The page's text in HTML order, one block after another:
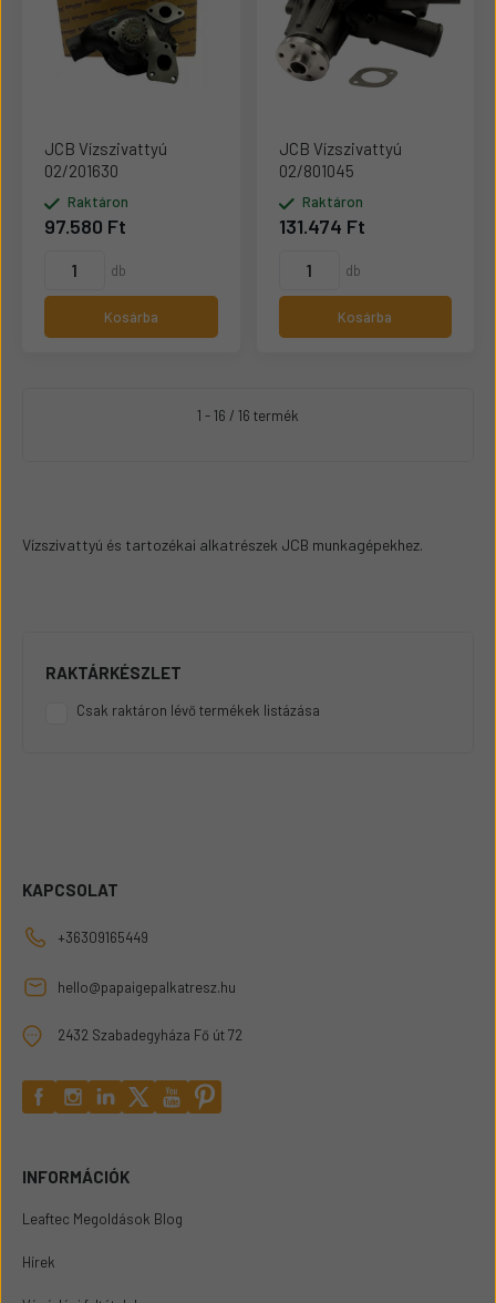
JCB Vízszivattyú
02/201630
Raktáron
97.580 Ft
db
Kosárba
JCB Vízszivattyú
02/801045
Raktáron
131.474 Ft
db
Kosárba
1 - 16 / 16 termék
Vízszivattyú és tartozékai alkatrészek JCB munkagépekhez.
RAKTÁRKÉSZLET
Csak raktáron lévő termékek listázása
KAPCSOLAT
+36309165449
hello@papaigepalkatresz.hu
2432 Szabadegyháza Fő út 72
INFORMÁCIÓK
Leaftec Megoldások Blog
Hírek